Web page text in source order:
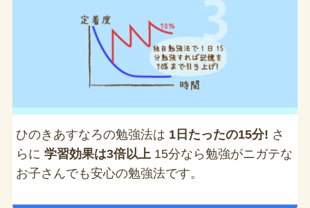
ひのきあすなろの勉強法は 1日たったの15分! さ
らに 学習効果は3倍以上15分なら勉強がニガテな
お子さんでも安心の勉強法です。